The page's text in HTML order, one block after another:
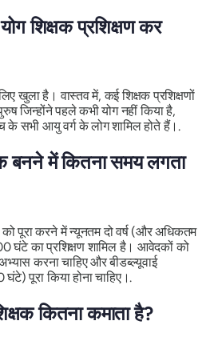
शिक्षक प्रशिक्षण कर
खुला है। वास्तव में, कई शिक्षक प्रशिक्षणों
जिन्होंने पहले कभी योग नहीं किया है,
सभी आयु वर्ग के लोग शामिल होते हैं।.
बनने में कितना समय लगता
को पूरा करने में न्यूनतम दो वर्ष (और अधिकतम
घंटे का प्रशिक्षण शामिल है। आवेदकों को
करना चाहिए और बीडब्ल्यूवाई
पूरा किया होना चाहिए।.
कितना कमाता है?